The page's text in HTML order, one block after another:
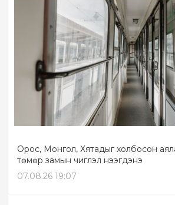
Орос, Монгол, Хятадыг холбосон
төмөр замын чиглэл нээгдэнэ
07.08.26 19:07